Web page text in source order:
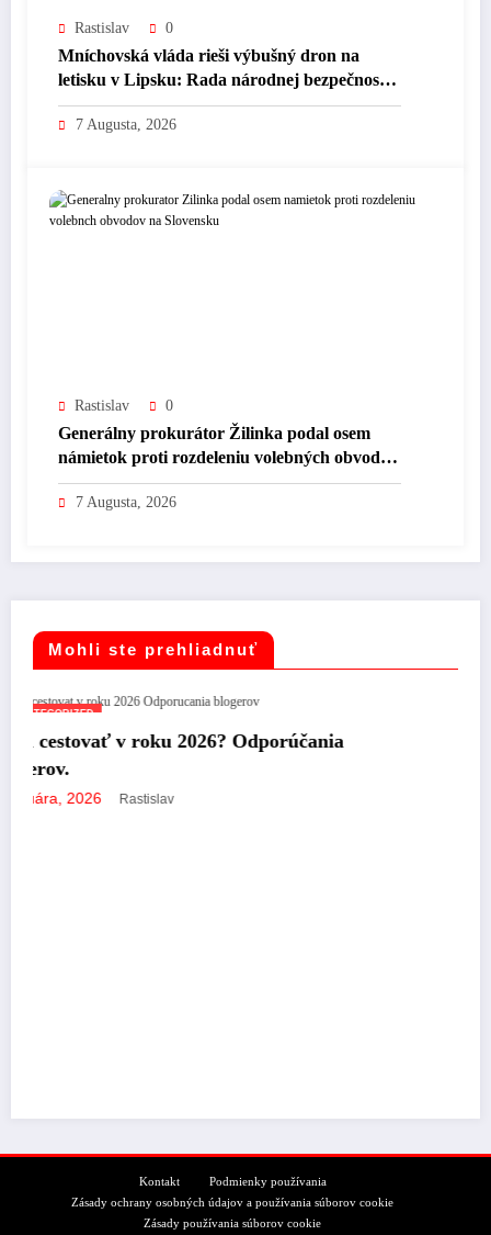
Rastislav 0
Mníchovská vláda rieši výbušný dron na
letisku v Lipsku: Rada národnej bezpečnosti
rokovala pod vedením Friedricha Merza
7 Augusta, 2026
Rastislav 0
Generálny prokurátor Žilinka podal osem
námietok proti rozdeleniu volebných obvodov
na Slovensku.
7 Augusta, 2026
Mohli ste prehliadnuť
Odporúčania
Kontakt
Podmienky používania
Zásady ochrany osobných údajov a používania súborov cookie
Zásady používania súborov cookie